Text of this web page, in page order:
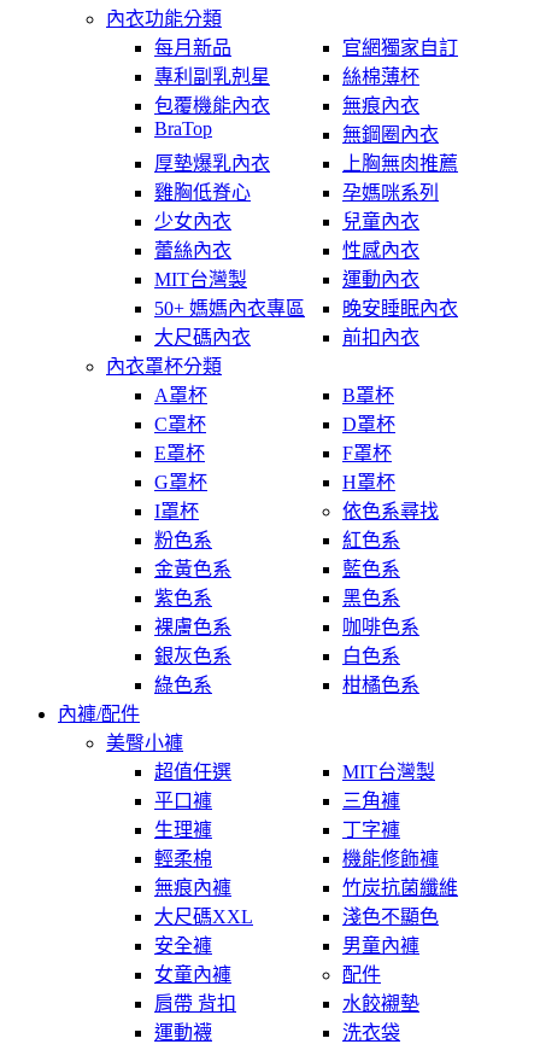
內衣功能分類
每月新品
官網獨家自訂
專利副乳剋星
絲棉薄杯
包覆機能內衣
無痕內衣
BraTop
無鋼圈內衣
厚墊爆乳內衣
上胸無肉推薦
雞胸低脊心
孕媽咪系列
少女內衣
兒童內衣
蕾絲內衣
性感內衣
MIT台灣製
運動內衣
50+ 媽媽內衣專區
晚安睡眠內衣
大尺碼內衣
前扣內衣
內衣罩杯分類
A罩杯
B罩杯
C罩杯
D罩杯
E罩杯
F罩杯
G罩杯
H罩杯
I罩杯
依色系尋找
粉色系
紅色系
金黃色系
藍色系
紫色系
黑色系
裸膚色系
咖啡色系
銀灰色系
白色系
綠色系
柑橘色系
內褲/配件
美臀小褲
超值任選
MIT台灣製
平口褲
三角褲
生理褲
丁字褲
輕柔棉
機能修飾褲
無痕內褲
竹炭抗菌纖維
大尺碼XXL
淺色不顯色
安全褲
男童內褲
女童內褲
配件
肩帶 背扣
水餃襯墊
運動襪
洗衣袋